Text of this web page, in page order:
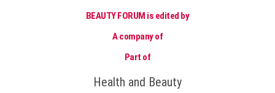
BEAUTY FORUM is edited by
A company of
Part of
Health and Beauty